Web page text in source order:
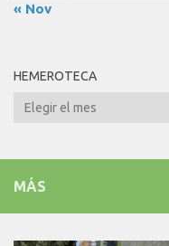
« Nov
HEMEROTECA
Hemeroteca
MÁS